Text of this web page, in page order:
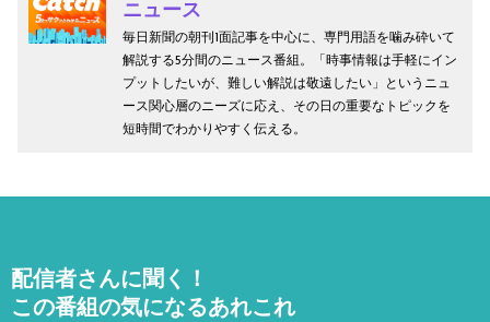
ニュース
毎日新聞の朝刊1面記事を中心に、専門用語を噛み砕いて
解説する5分間のニュース番組。「時事情報は手軽にイン
プットしたいが、難しい解説は敬遠したい」というニュ
ース関心層のニーズに応え、その日の重要なトピックを
短時間でわかりやすく伝える。
配信者さんに聞く！
この番組の気になるあれこれ